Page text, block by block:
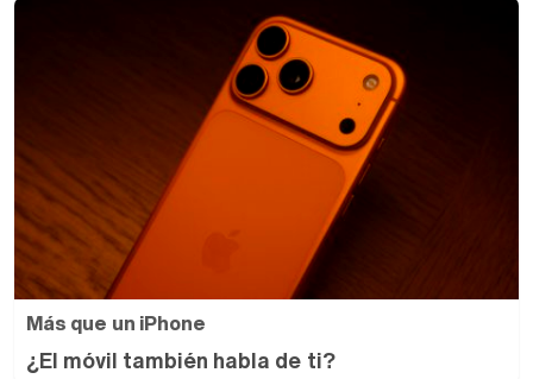
Más que un iPhone
¿El móvil también habla de ti?